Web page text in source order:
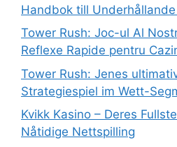
Handbok till
Tower Rush: Joc-ul Al
Reflexe Rapide pentru
Tower Rush: Jenes
Strategiespiel im Wett-
Kvikk Kasino – Deres
Nåtidige Nettspilling